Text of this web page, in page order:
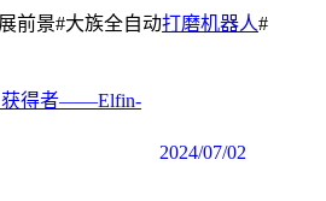
前景#大族全自动打磨机器人#
获得者——Elfin-
2024/07/02